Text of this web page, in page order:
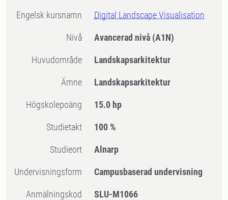
Engelsk kursnamn Digital Landscape Visualisation
Nivå Avancerad nivå (A1N)
Huvudområde Landskapsarkitektur
Ämne Landskapsarkitektur
högskolepoäng 15.0 hp
Studietakt 100 %
Studieort Alnarp
Undervisningsform Campusbaserad undervisning
Anmälningskod SLU-M1066